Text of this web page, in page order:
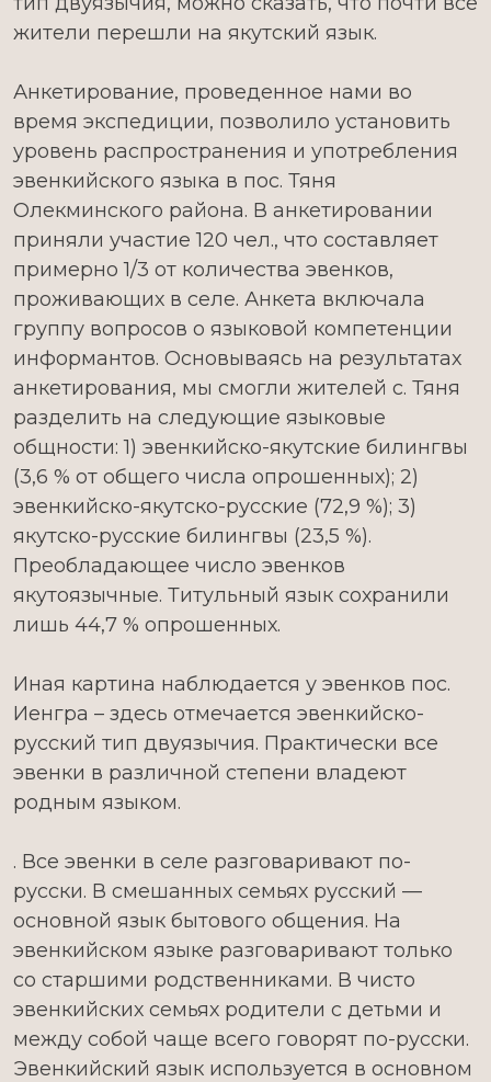
жители перешли на якутский язык.
Анкетирование, проведенное нами во
время экспедиции, позволило установить
уровень распространения и употребления
эвенкийского языка в пос. Тяня
Олекминского района. В анкетировании
приняли участие 120 чел., что составляет
примерно 1/3 от количества эвенков,
проживающих в селе. Анкета включала
группу вопросов о языковой компетенции
информантов. Основываясь на результатах
анкетирования, мы смогли жителей с. Тяня
разделить на следующие языковые
общности: 1) эвенкийско-якутские билингвы
(3,6 % от общего числа опрошенных); 2)
эвенкийско-якутско-русские (72,9 %); 3)
якутско-русские билингвы (23,5 %).
Преобладающее число эвенков
якутоязычные. Титульный язык сохранили
лишь 44,7 % опрошенных.
Иная картина наблюдается у эвенков пос.
Иенгра – здесь отмечается эвенкийско-
русский тип двуязычия. Практически все
эвенки в различной степени владеют
родным языком.
. Все эвенки в селе разговаривают по-
русски. В смешанных семьях русский —
основной язык бытового общения. На
эвенкийском языке разговаривают только
со старшими родственниками. В чисто
эвенкийских семьях родители с детьми и
между собой чаще всего говорят по-русски.
Эвенкийский язык используется в основном